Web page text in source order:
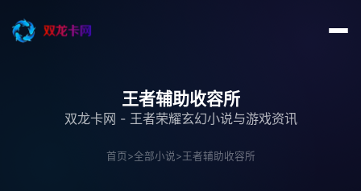
王者辅助收容所
双龙卡网 - 王者荣耀玄幻小说与游戏资讯
首页>全部小说>王者辅助收容所